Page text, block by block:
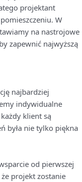
projektant
W
na nastrojowe
zapewnić najwyższą
najbardziej
indywidualne
klient są
była nie tylko piękna
od pierwszej
projekt zostanie